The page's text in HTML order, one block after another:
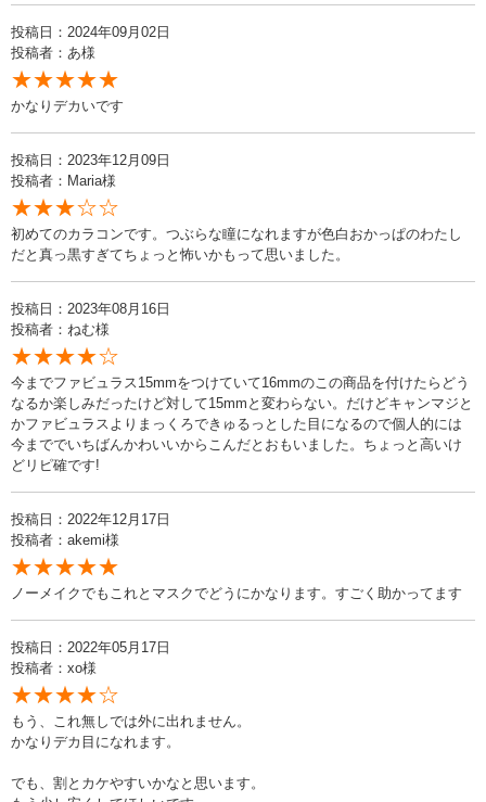
投稿日：2024年09月02日
投稿者：あ様
★★★★★
かなりデカいです
投稿日：2023年12月09日
投稿者：Maria様
★★★☆☆
初めてのカラコンです。つぶらな瞳になれますが色白おかっぱのわたし
だと真っ黒すぎてちょっと怖いかもって思いました。
投稿日：2023年08月16日
投稿者：ねむ様
★★★★☆
今までファビュラス15mmをつけていて16mmのこの商品を付けたらどう
なるか楽しみだったけど対して15mmと変わらない。だけどキャンマジと
かファビュラスよりまっくろできゅるっとした目になるので個人的には
今まででいちばんかわいいからこんだとおもいました。ちょっと高いけ
どリピ確です!
投稿日：2022年12月17日
投稿者：akemi様
★★★★★
ノーメイクでもこれとマスクでどうにかなります。すごく助かってます
投稿日：2022年05月17日
投稿者：xo様
★★★★☆
もう、これ無しでは外に出れません。
かなりデカ目になれます。
でも、割とカケやすいかなと思います。